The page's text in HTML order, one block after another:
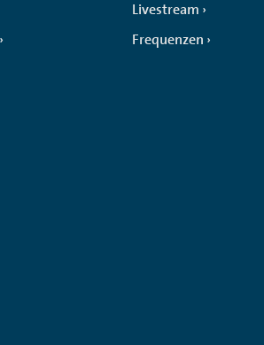
Livestream
Frequenzen